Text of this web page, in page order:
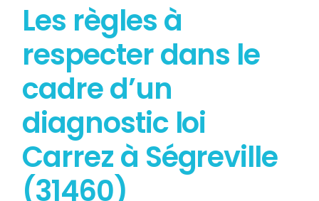
Les règles à
respecter dans le
cadre d’un
diagnostic loi
Carrez à Ségreville
(31460)